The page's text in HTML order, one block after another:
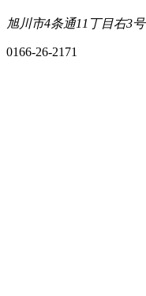
旭川市4条通11丁目右3号
0166-26-2171